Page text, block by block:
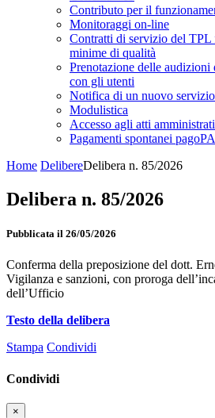
Contributo per il
Monitoraggi on-line
Contratti di servizio del
minime di qualità
Prenotazione delle audizioni
con gli utenti
Notifica di un nuovo
Modulistica
Accesso agli atti
Pagamenti spontanei pagoPA
Home DelibereDelibera n. 85/2026
Delibera n. 85/2026
Pubblicata il 26/05/2026
Conferma della preposizione del dott.
Vigilanza e sanzioni, con proroga
dell’Ufficio
Testo della delibera
Stampa Condividi
Condividi
×